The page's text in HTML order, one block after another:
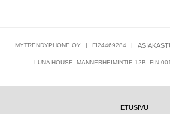
MYTRENDYPHONE OY FI24469284
LUNA HOUSE, MANNERHEIMINTIE 12B, FIN-
ETUSIVU